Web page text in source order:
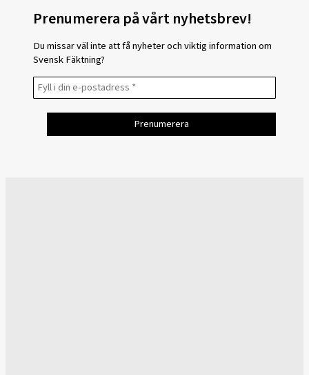
Prenumerera på vårt nyhetsbrev!
Du missar väl inte att få nyheter och viktig information om
Svensk Fäktning?